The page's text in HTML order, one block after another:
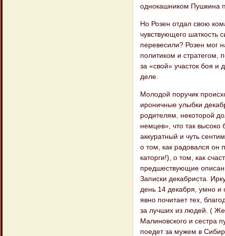
однокашником Пушкина
Но Розен отдал свою
чувствующего шаткость
перевесили? Розен мог
политиком и стратегом,
за «свой» участок боя
деле.
Молодой поручик
ироничные улыбки
родителям, некоторой
немцев», что так высоко
аккуратный и чуть
о том, как радовался он
каторги!), о том, как
предшествующие
Записки декабриста.
день 14 декабря, умно и
явно почитает тех,
за лучших из людей. (
Малиновского и сестра
поедет за мужем в